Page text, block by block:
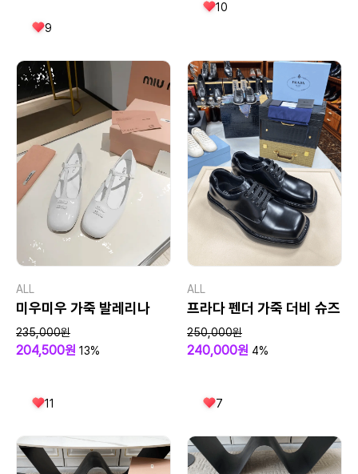
9
10
ALL
미우미우 가죽 발레리나
235,000원
204,500원 13%
11
ALL
프라다 펜더 가죽 더비 슈즈
250,000원
240,000원 4%
7